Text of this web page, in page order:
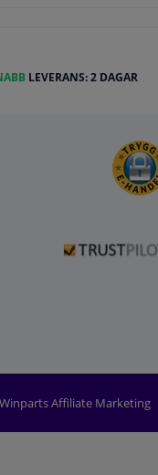
LEVERANS: 2 DAGAR
Winparts Affiliate Marketing